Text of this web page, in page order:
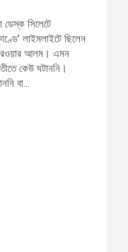
ডেস্ক সিলেটে
লাইমলাইটে ছিলেন
আলম। এমন
কেউ ঘটাননি।
বা…